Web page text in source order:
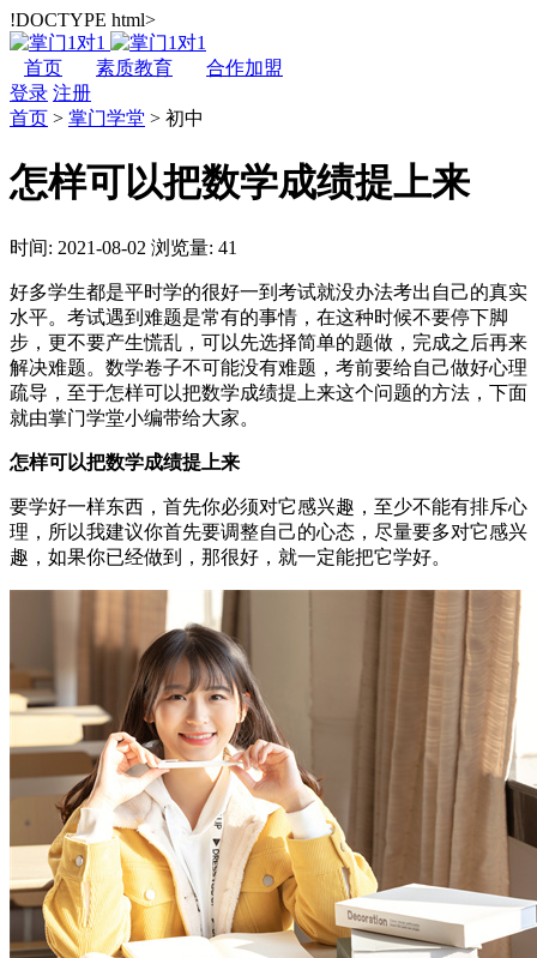
!DOCTYPE html>
首页 素质教育
合作加盟
登录 注册
首页 > 掌门学堂 > 初中
怎样可以把数学成绩提上来
时间: 2021-08-02 浏览量: 41
好多学生都是平时学的很好一到考试就没办法考出自己的真实
水平。考试遇到难题是常有的事情，在这种时候不要停下脚
步，更不要产生慌乱，可以先选择简单的题做，完成之后再来
解决难题。数学卷子不可能没有难题，考前要给自己做好心理
疏导，至于怎样可以把数学成绩提上来这个问题的方法，下面
就由掌门学堂小编带给大家。
怎样可以把数学成绩提上来
要学好一样东西，首先你必须对它感兴趣，至少不能有排斥心
理，所以我建议你首先要调整自己的心态，尽量要多对它感兴
趣，如果你已经做到，那很好，就一定能把它学好。